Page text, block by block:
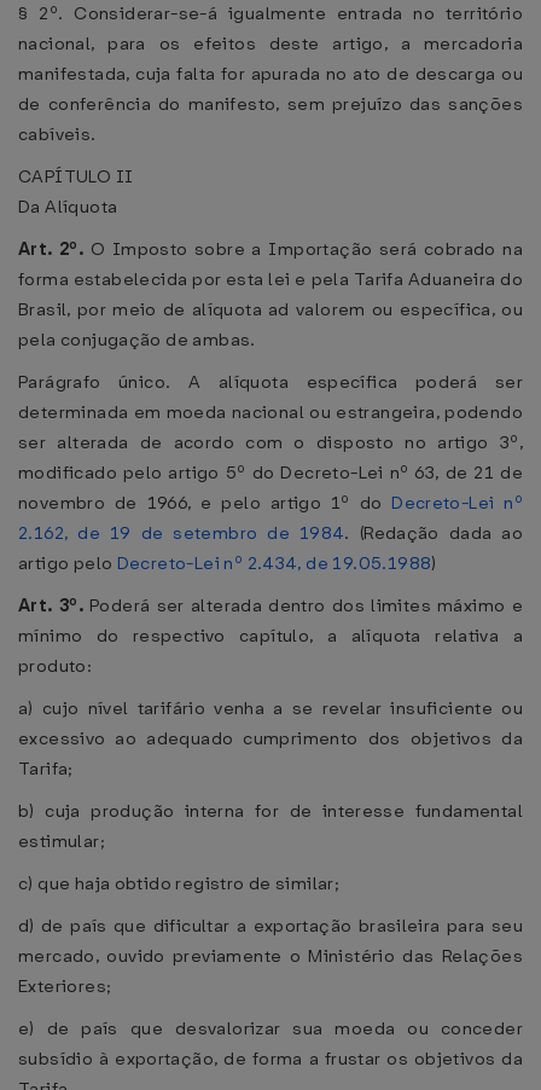
§ 2º. Considerar-se-á igualmente entrada no território
nacional, para os efeitos deste artigo, a mercadoria
manifestada, cuja falta for apurada no ato de descarga ou
de conferência do manifesto, sem prejuízo das sanções
cabíveis.
CAPÍTULO II
Da Alíquota
Art. 2º. O Imposto sobre a Importação será cobrado na
forma estabelecida por esta lei e pela Tarifa Aduaneira do
Brasil, por meio de alíquota ad valorem ou específica, ou
pela conjugação de ambas.
Parágrafo único. A alíquota específica poderá ser
determinada em moeda nacional ou estrangeira, podendo
ser alterada de acordo com o disposto no artigo 3º,
modificado pelo artigo 5º do Decreto-Lei nº 63, de 21 de
novembro de 1966, e pelo artigo 1º do Decreto-Lei nº
2.162, de 19 de setembro de 1984. (Redação dada ao
artigo pelo Decreto-Lei nº 2.434, de 19.05.1988)
Art. 3º. Poderá ser alterada dentro dos limites máximo e
mínimo do respectivo capítulo, a alíquota relativa a
produto:
a) cujo nível tarifário venha a se revelar insuficiente ou
excessivo ao adequado cumprimento dos objetivos da
Tarifa;
b) cuja produção interna for de interesse fundamental
estimular;
c) que haja obtido registro de similar;
d) de país que dificultar a exportação brasileira para seu
mercado, ouvido previamente o Ministério das Relações
Exteriores;
e) de país que desvalorizar sua moeda ou conceder
subsídio à exportação, de forma a frustar os objetivos da